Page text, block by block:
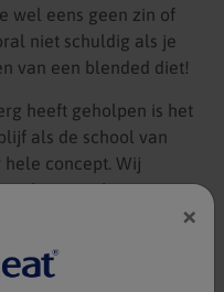
wel eens geen zin of
niet schuldig als je
van een blended diet!
heeft geholpen is het
als de school van
concept. Wij
van het
belangrijkste tip hierbij
×